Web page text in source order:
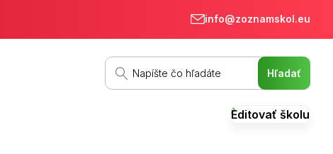
info@zoznamskol.eu
Editovať školu